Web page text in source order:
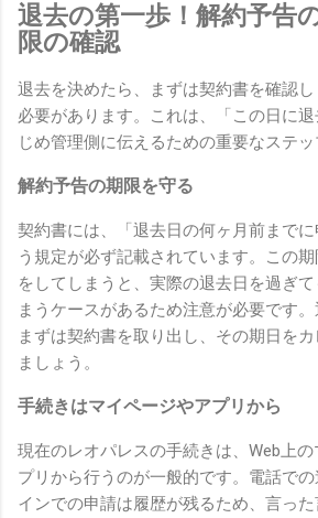
退去の第一歩！解約予告
限の確認
退去を決めたら、まずは契約書を確認
必要があります。これは、「この日に
じめ管理側に伝えるための重要なステッ
解約予告の期限を守る
契約書には、「退去日の何ヶ月前まで
う規定が必ず記載されています。この
をしてしまうと、実際の退去日を過ぎ
まうケースがあるため注意が必要です。
まずは契約書を取り出し、その期日を
ましょう。
手続きはマイページやアプリから
現在のレオパレスの手続きは、Web上
プリから行うのが一般的です。電話で
インでの申請は履歴が残るため、言っ